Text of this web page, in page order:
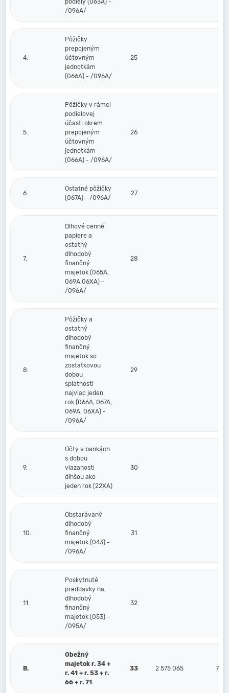
podiely (063A) -
/096A/
4.
Pôžičky
prepojeným
účtovným
jednotkám
(066A) - /096A/
25
5.
Pôžičky v rámci
podielovej
účasti okrem
prepojeným
účtovným
jednotkám
(066A) - /096A/
26
6.
Ostatné pôžičky
(067A) - /096A/
27
7.
Dlhové cenné
papiere a
ostatný
dlhodobý
finančný
majetok (065A,
069A,06XA) -
/096A/
28
8.
Pôžičky a
ostatný
dlhodobý
finančný
majetok so
zostatkovou
dobou
splatnosti
najviac jeden
rok (066A, 067A,
069A, 06XA) -
/096A/
29
9.
Účty v bankách
s dobou
viazanosti
dlhšou ako
jeden rok (22XA)
30
10.
Obstarávaný
dlhodobý
finančný
majetok (043) -
/096A/
31
11.
Poskytnuté
preddavky na
dlhodobý
finančný
majetok (053) -
/095A/
32
B.
Obežný
majetok r. 34 +
r. 41 + r. 53 + r.
66 + r. 71
33 2 575 065 716